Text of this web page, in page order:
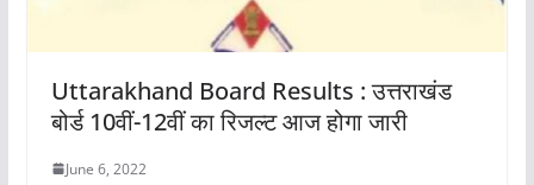
Uttarakhand Board Results : उत्तराखंड
बोर्ड 10वीं-12वीं का रिजल्ट आज होगा जारी
June 6, 2022